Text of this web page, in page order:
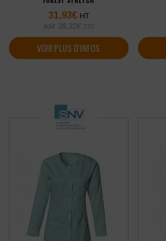
31,93€ HT
soit 38,32€ TTC
VOIR PLUS D'INFOS